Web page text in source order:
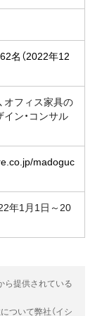
（2022年12
オフィス家具の
イン・コンサル
madoguc
年1月1日～20
ら提供されている
ついて弊社（イシ